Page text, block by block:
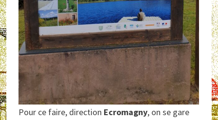
Pour ce faire, direction Ecromagny, on se gare